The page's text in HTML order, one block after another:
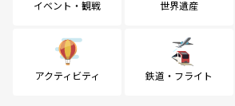
イベント・観戦 世界遺産
アクティビティ 鉄道・フライト